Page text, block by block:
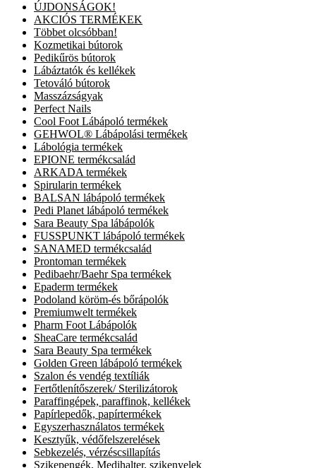
ÚJDONSÁGOK!
AKCIÓS TERMÉKEK
Többet olcsóbban!
Kozmetikai bútorok
Pedikűrös bútorok
Lábáztatók és kellékek
Tetováló bútorok
Masszázságyak
Perfect Nails
Cool Foot Lábápoló termékek
GEHWOL® Lábápolási termékek
Lábológia termékek
EPIONE termékcsalád
ARKADA termékek
Spirularin termékek
BALSAN lábápoló termékek
Pedi Planet lábápoló termékek
Sara Beauty Spa lábápolók
FUSSPUNKT lábápoló termékek
SANAMED termékcsalád
Prontoman termékek
Pedibaehr/Baehr Spa termékek
Epaderm termékek
Podoland köröm-és bőrápolók
Premiumwelt termékek
Pharm Foot Lábápolók
SheaCare termékcsalád
Sara Beauty Spa termékek
Golden Green lábápoló termékek
Szalon és vendég textíliák
Fertőtlenítőszerek/ Sterilizátorok
Paraffingépek, paraffinok, kellékek
Papírlepedők, papírtermékek
Egyszerhasználatos termékek
Kesztyűk, védőfelszerelések
Sebkezelés, vérzéscsillapítás
Szikepengék, Medihalter, szikenyelek